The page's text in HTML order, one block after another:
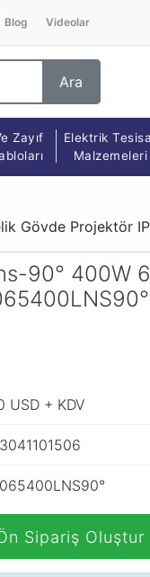
Blog Videolar
Ara
Zayıf
Elektrik
Malzemeleri
Gövde Projektör
90° 400W
USD + KDV
Sipariş Oluştur